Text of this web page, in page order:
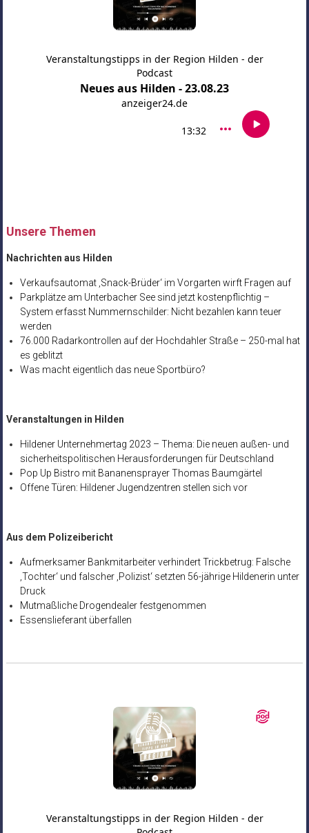
Unsere Themen
Nachrichten aus Hilden
Verkaufsautomat ‚Snack-Brüder‘ im Vorgarten wirft Fragen auf
Parkplätze am Unterbacher See sind jetzt kostenpflichtig –
System erfasst Nummernschilder: Nicht bezahlen kann teuer
werden
76.000 Radarkontrollen auf der Hochdahler Straße – 250-mal hat
es geblitzt
Was macht eigentlich das neue Sportbüro?
Veranstaltungen in Hilden
Hildener Unternehmertag 2023 – Thema: Die neuen außen- und
sicherheitspolitischen Herausforderungen für Deutschland
Pop Up Bistro mit Bananensprayer Thomas Baumgärtel
Offene Türen: Hildener Jugendzentren stellen sich vor
Aus dem Polizeibericht
Aufmerksamer Bankmitarbeiter verhindert Trickbetrug: Falsche
‚Tochter‘ und falscher ‚Polizist‘ setzten 56-jährige Hildenerin unter
Druck
Mutmaßliche Drogendealer festgenommen
Essenslieferant überfallen